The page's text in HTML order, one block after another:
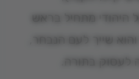
היהודי מתחיל בראש
שייך לעם הנבחר,
לעסוק בתורה.